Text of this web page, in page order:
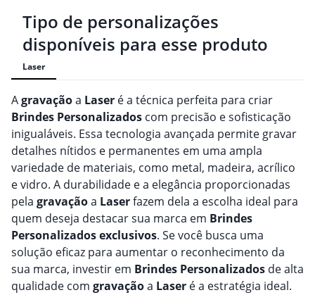
Tipo de personalizações
disponíveis para esse produto
Laser
Agravaçãoa Laser é a técnica perfeita para criar
Brindes Personalizados com precisão e sofisticação
inigualáveis. Essa tecnologia avançada permite gravar
detalhes nítidos e permanentes em uma ampla
variedade de materiais, como metal, madeira, acrílico
e vidro. A durabilidade e a elegância proporcionadas
pela gravaçãoa Laserfazem dela a escolha ideal para
quem deseja destacar sua marca em Brindes
Personalizadosexclusivos. Se você busca uma
solução eficaz para aumentar o reconhecimento da
sua marca, investir em Brindes Personalizados de alta
qualidade com gravaçãoa Laser é a estratégia ideal.